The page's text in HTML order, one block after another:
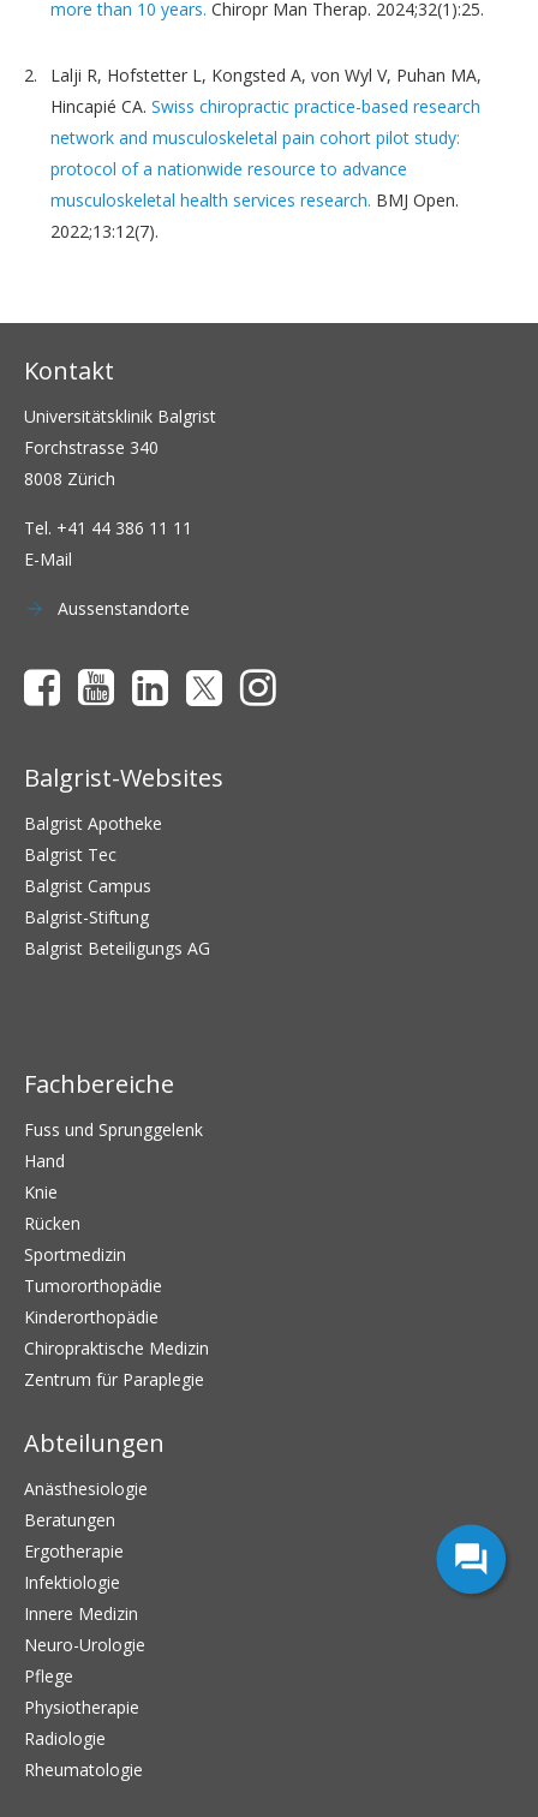
more than 10 years. Chiropr Man Therap. 2024;32(1):25.
Lalji R, Hofstetter L, Kongsted A, von Wyl V, Puhan MA,
Hincapié CA. Swiss chiropractic practice-based research
network and musculoskeletal pain cohort pilot study:
protocol of a nationwide resource to advance
musculoskeletal health services research. BMJ Open.
2022;13:12(7).
Kontakt
Universitätsklinik Balgrist
Forchstrasse 340
8008 Zürich
Tel. +41 44 386 11 11
E-Mail
Aussenstandorte
Balgrist-Websites
Balgrist Apotheke
Balgrist Tec
Balgrist Campus
Balgrist-Stiftung
Balgrist Beteiligungs AG
Fachbereiche
Fuss und Sprunggelenk
Hand
Knie
Rücken
Sportmedizin
Tumororthopädie
Kinderorthopädie
Chiropraktische Medizin
Zentrum für Paraplegie
Abteilungen
Anästhesiologie
Beratungen
Ergotherapie
Infektiologie
Innere Medizin
Neuro-Urologie
Pflege
Physiotherapie
Radiologie
Rheumatologie